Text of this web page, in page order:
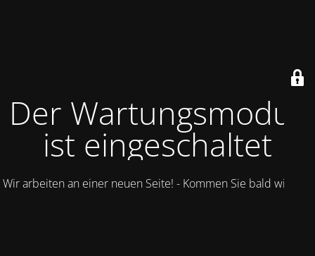
Der Wartungsmodus
ist eingeschaltet
Wir arbeiten an einer neuen Seite! - Kommen Sie bald wieder.